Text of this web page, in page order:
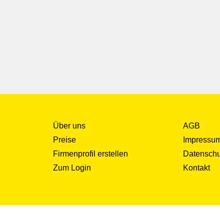
Über uns
Preise
Firmenprofil erstellen
Zum Login
AGB
Kontakt